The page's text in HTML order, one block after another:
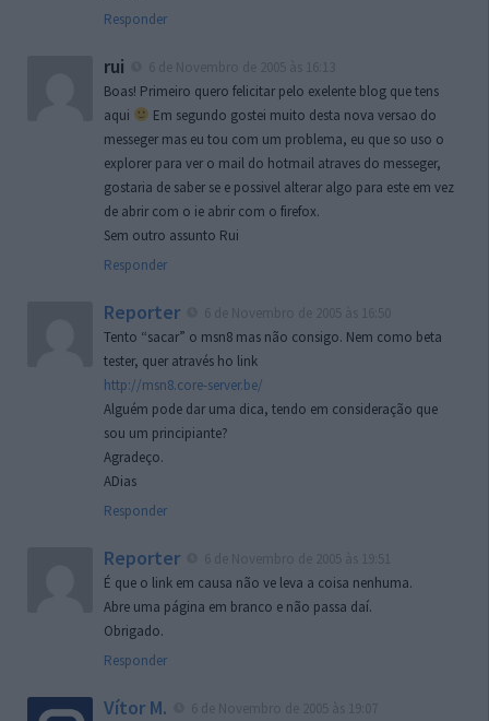
Responder
rui
Boas! Primeiro quero felicitar pelo exelente blog que tens
aqui
Em segundo gostei muito desta nova versao do
messeger mas eu tou com um problema, eu que so uso o
explorer para ver o mail do hotmail atraves do messeger,
gostaria de saber se e possivel alterar algo para este em vez
de abrir com o ie abrir com o firefox.
Sem outro assunto Rui
Responder
Reporter
Tento “sacar” o msn8 mas não consigo. Nem como beta
tester, quer através ho link
http://msn8.core-server.be/
Alguém pode dar uma dica, tendo em consideração que
sou um principiante?
Agradeço.
ADias
Responder
Reporter
É que o link em causa não ve leva a coisa nenhuma.
Abre uma página em branco e não passa daí.
Obrigado.
Responder
Vítor M.